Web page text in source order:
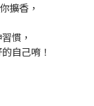
擴香，
慣，
自己唷！